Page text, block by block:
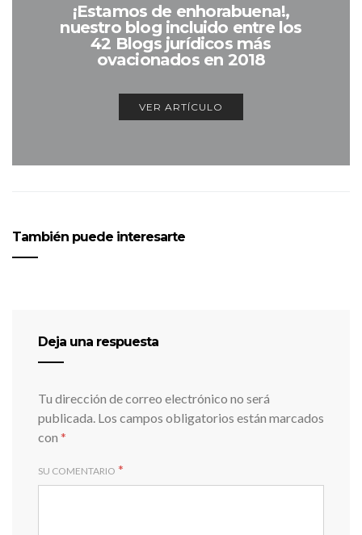
¡Estamos de enhorabuena!,
nuestro blog incluido entre los
42 Blogs jurídicos más
ovacionados en 2018
VER ARTÍCULO
También puede interesarte
Deja una respuesta
Tu dirección de correo electrónico no será
publicada. Los campos obligatorios están marcados
con *
SU COMENTARIO *